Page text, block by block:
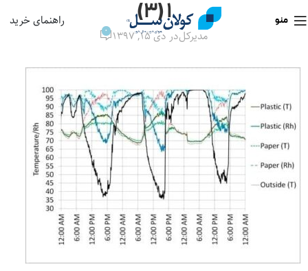
منو راهنمای خرید ۱ (۳)
مدیرکلدر دی ۱۵, ۱۳۹۷ 0